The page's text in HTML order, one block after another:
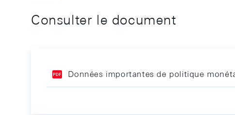
Consulter le document
Données importantes de politique